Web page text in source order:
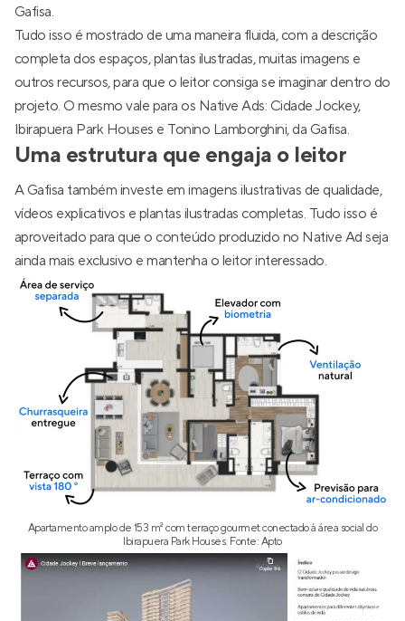
Gafisa.
Tudo isso é mostrado de uma maneira fluida, com a descrição
completa dos espaços, plantas ilustradas, muitas imagens e
outros recursos, para que o leitor consiga se imaginar dentro do
projeto. O mesmo vale para os Native Ads: Cidade Jockey,
Ibirapuera Park Houses e Tonino Lamborghini, da Gafisa.
Uma estrutura que engaja o leitor
A Gafisa também investe em imagens ilustrativas de qualidade,
vídeos explicativos e plantas ilustradas completas. Tudo isso é
aproveitado para que o conteúdo produzido no Native Ad seja
ainda mais exclusivo e mantenha o leitor interessado.
Apartamento amplo de 153 m² com terraço gourmet conectado à área social do
Ibirapuera Park Houses. Fonte: Apto